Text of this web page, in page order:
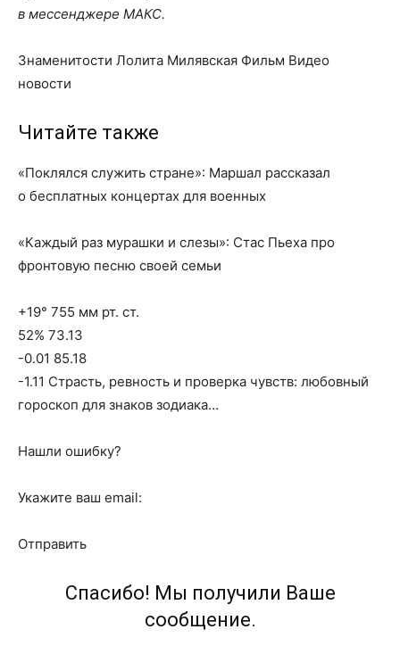
в мессенджере МАКС.
Знаменитости Лолита Милявская Фильм Видео
новости
Читайте также
«Поклялся служить стране»: Маршал рассказал
о бесплатных концертах для военных
«Каждый раз мурашки и слезы»: Стас Пьеха про
фронтовую песню своей семьи
+19° 755 мм рт. ст.
52% 73.13
-0.01 85.18
-1.11 Страсть, ревность и проверка чувств: любовный
гороскоп для знаков зодиака…
Нашли ошибку?
Укажите ваш email:
Отправить
Спасибо! Мы получили Ваше
сообщение.